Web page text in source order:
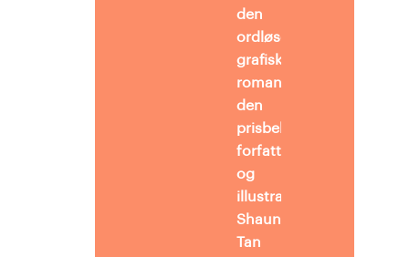
den
ordløse,
grafiske
roman
den
prisbelønnede
forfatter
og
illustrator
Shaun
Tan